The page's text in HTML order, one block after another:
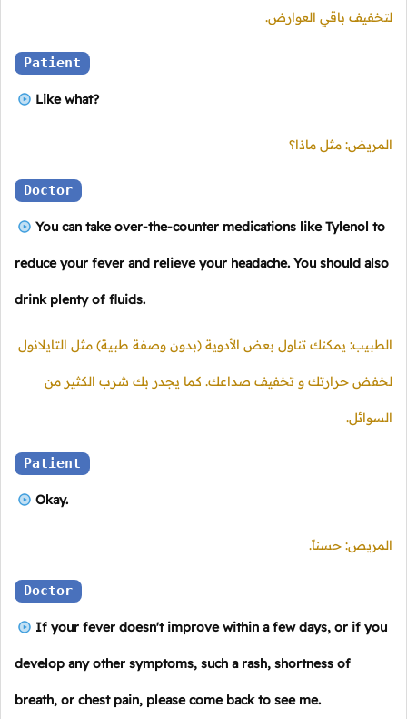
لتخفيف باقي العوارض.
Patient
Like what?
المريض: مثل ماذا؟
Doctor
You can take over-the-counter medications like Tylenol to
reduce your fever and relieve your headache. You should also
drink plenty of fluids.
الطبيب: يمكنك تناول بعض الأدوية (بدون وصفة طبية) مثل التايلانول
لخفض حرارتك و تخفيف صداعك. كما يجدر بك شرب الكثير من
السوائل.
Patient
Okay.
المريض: حسناً.
Doctor
If your fever doesn't improve within a few days, or if you
develop any other symptoms, such a rash, shortness of
breath, or chest pain, please come back to see me.